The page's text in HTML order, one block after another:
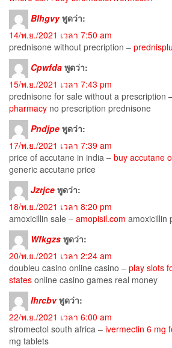
Blhgvy พูดว่า:
14/พ.ย./2021 เวลา 7:50 am
prednisone without precription –
Cpwfda พูดว่า:
15/พ.ย./2021 เวลา 7:43 pm
prednisone for sale without a prescription
pharmacy no prescription prednisone
Pndjpe พูดว่า:
17/พ.ย./2021 เวลา 7:39 am
price of accutane in india – buy accutane
generic accutane price
Jzrjce พูดว่า:
18/พ.ย./2021 เวลา 8:20 pm
amoxicillin sale – amopisil.com amoxicillin
Wfkgzs พูดว่า:
20/พ.ย./2021 เวลา 2:24 am
doubleu casino online casino – play slots
states online casino games real money
Ihrcbv พูดว่า:
22/พ.ย./2021 เวลา 6:00 am
stromectol south africa – ivermectin 6 mg
mg tablets